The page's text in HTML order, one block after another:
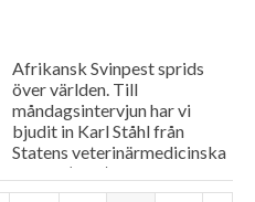
Afrikansk Svinpest sprids
över världen. Till
måndagsintervjun har vi
bjudit in Karl Ståhl från
Statens veterinärmedicinska
anstalt (SVA) för att prata
om riskerna för spridning till